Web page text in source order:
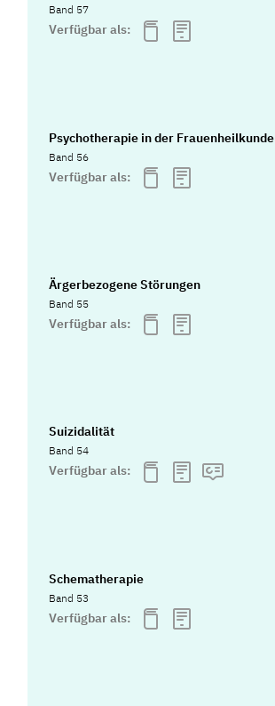
Band 57
Verfügbar als:
Psychotherapie in der Frauenheilkunde
Band 56
Verfügbar als:
Ärgerbezogene Störungen
Band 55
Verfügbar als:
Suizidalität
Band 54
Verfügbar als:
Schematherapie
Band 53
Verfügbar als: